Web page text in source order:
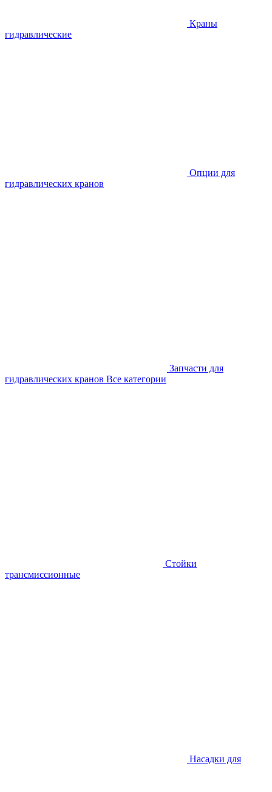
Краны
гидравлические
Опции для
гидравлических кранов
Запчасти для
гидравлических кранов Все категории
Стойки
трансмиссионные
Насадки для